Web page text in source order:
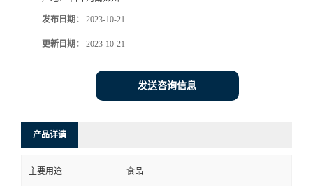
发布日期： 2023-10-21
更新日期： 2023-10-21
发送咨询信息
产品详请
主要用途 食品